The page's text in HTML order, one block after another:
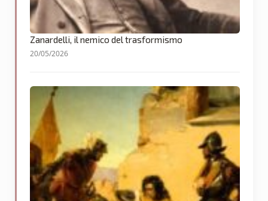
Zanardelli, il nemico del trasformismo
20/05/2026